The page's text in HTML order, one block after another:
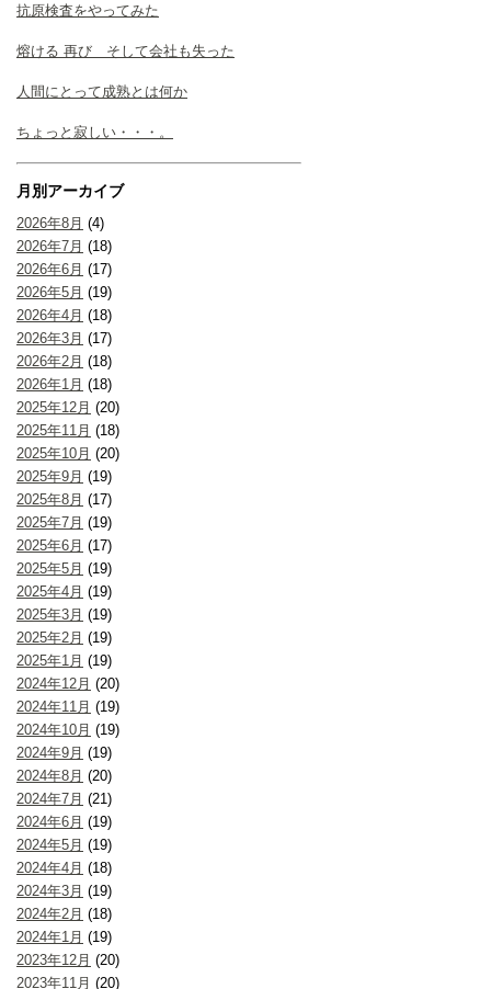
抗原検査をやってみた
熔ける 再び そして会社も失った
人間にとって成熟とは何か
ちょっと寂しい・・・。
月別アーカイブ
2026年8月 (4)
2026年7月 (18)
2026年6月 (17)
2026年5月 (19)
2026年4月 (18)
2026年3月 (17)
2026年2月 (18)
2026年1月 (18)
2025年12月 (20)
2025年11月 (18)
2025年10月 (20)
2025年9月 (19)
2025年8月 (17)
2025年7月 (19)
2025年6月 (17)
2025年5月 (19)
2025年4月 (19)
2025年3月 (19)
2025年2月 (19)
2025年1月 (19)
2024年12月 (20)
2024年11月 (19)
2024年10月 (19)
2024年9月 (19)
2024年8月 (20)
2024年7月 (21)
2024年6月 (19)
2024年5月 (19)
2024年4月 (18)
2024年3月 (19)
2024年2月 (18)
2024年1月 (19)
2023年12月 (20)
2023年11月 (20)